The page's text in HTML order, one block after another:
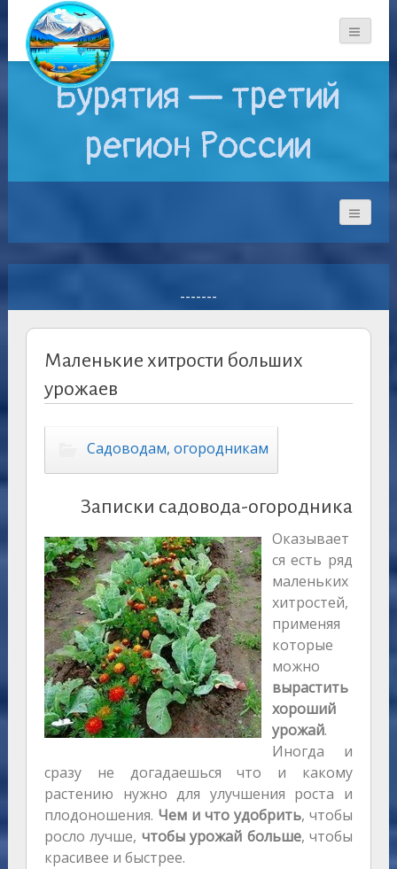
Бурятия — третий
регион России
-------
Маленькие хитрости больших
урожаев
Садоводам, огородникам
Записки садовода-огородника
Оказывает
ся есть ряд
маленьких
хитростей,
применяя
которые
можно
вырастить
хороший
урожай.
Иногда и
сразу не догадаешься что и какому
растению нужно для улучшения роста и
плодоношения. Чем и что удобрить, чтобы
росло лучше, чтобы урожай больше, чтобы
красивее и быстрее.